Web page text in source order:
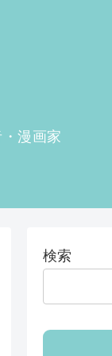
漫画家
検索